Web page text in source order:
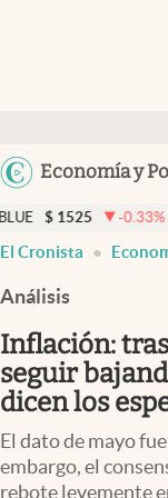
Economía y
Members
Economía y Política
Finanzas y Mercados
Mercados Online
Negocios
Columnistas
Apertura
% DÓLAR
El Cronista
Análisis
Inflación: tras
seguir
dicen los
El dato de mayo
embargo, el
rebote levemente